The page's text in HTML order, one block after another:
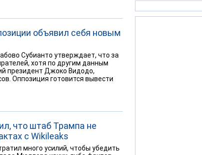
объявил себя новым
Субианто утверждает, что за
хотя по другим данным
президент Джоко Видодо,
Оппозиция готовится вывести
что штаб Трампа не
с Wikileaks
много усилий, чтобы убедить